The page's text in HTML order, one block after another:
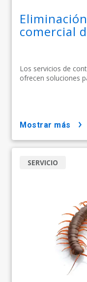
comercial
Los servicios de
ofrecen soluciones
mostrar más
SERVICIO